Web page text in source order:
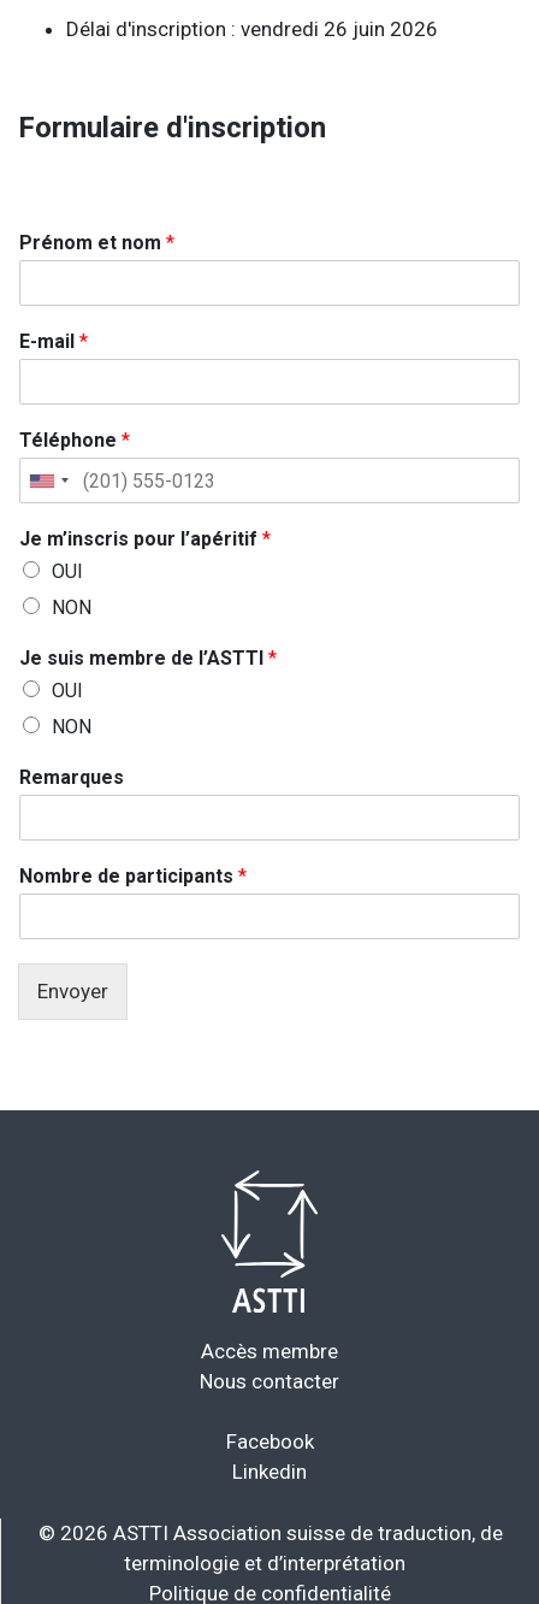
Délai d'inscription : vendredi 26 juin 2026
Formulaire d'inscription
Prénom et nom *
E-mail *
Téléphone *
U
S
e
1
p
a
r
t
c
i
p
a
t
s
’
i
n
c
r
S
Je m’inscris pour l’apéritif *
OUI
NON
Je suis membre de l’ASTTI *
OUI
NON
Remarques
Nombre de participants *
Envoyer
Accès membre
Nous contacter
Facebook
Linkedin
© 2026 ASTTI Association suisse de traduction, de
terminologie et d’interprétation
Politique de confidentialité